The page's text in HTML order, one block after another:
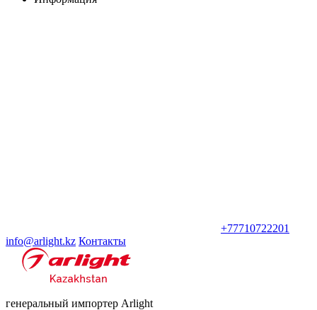
+77710722201
info@arlight.kz Контакты
генеральный импортер Arlight